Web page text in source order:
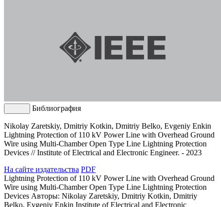
Библиография
Nikolay Zaretskiy, Dmitriy Kotkin, Dmitriy Belko, Evgeniy Enkin
Lightning Protection of 110 kV Power Line with Overhead Ground
Wire using Multi-Chamber Open Type Line Lightning Protection
Devices // Institute of Electrical and Electronic Engineer. - 2023
На сайте издательства PDF
Lightning Protection of 110 kV Power Line with Overhead Ground
Wire using Multi-Chamber Open Type Line Lightning Protection
Devices Авторы: Nikolay Zaretskiy, Dmitriy Kotkin, Dmitriy
Belko, Evgeniy Enkin Institute of Electrical and Electronic